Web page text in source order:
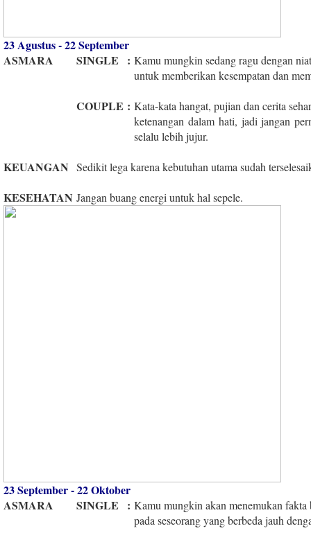
23 Agustus - 22 September
ASMARA
SINGLE : Kamu mungkin sedang ragu dengan
untuk memberikan kesempatan dan
COUPLE : Kata-kata hangat, pujian dan cerita
ketenangan dalam hati, jadi jangan
selalu lebih jujur.
KEUANGAN Sedikit lega karena kebutuhan utama sudah
KESEHATAN Jangan buang energi untuk hal sepele.
23 September - 22 Oktober
ASMARA
SINGLE : Kamu mungkin akan menemukan
pada seseorang yang berbeda jauh